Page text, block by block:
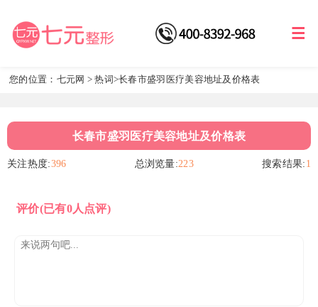
您的位置： 七元网 >热词 >长春市盛羽医疗美容地址及价格表
长春市盛羽医疗美容地址及价格表
关注热度:396 总浏览量:223 搜索结果: 1
评价(已有0人点评)